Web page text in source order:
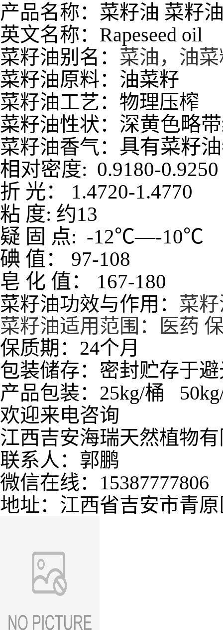
产品名称：菜籽油 菜籽
英文名称：Rapeseed oil
菜籽油别名： 菜油，油
菜籽油原料： 油菜籽
菜籽油工艺：物理压榨
菜籽油性状： 深黄色略
菜籽油香气： 具有菜籽
相对密度: 0.9180-0.9250
折 光：
1.4720-1.4770
粘 度: 约13
疑 固 点: -12℃—-10℃
碘 值：
97-108
皂 化 值： 167-180
菜籽油功效与作用： 菜
菜籽油适用范围：医药
保质期：24个月
包装储存：密封贮存于
产品包装：25kg/桶
欢迎来电咨询
江西吉安海瑞天然植物
联系人：郭鹏
微信在线：15387777806
地址：江西省吉安市青